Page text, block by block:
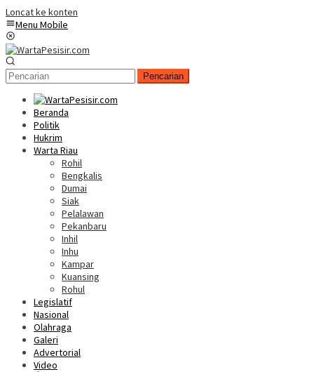
Loncat ke konten
Menu Mobile
Pencarian
Beranda
Politik
Hukrim
Warta Riau
Rohil
Bengkalis
Dumai
Siak
Pelalawan
Pekanbaru
Inhil
Inhu
Kampar
Kuansing
Rohul
Legislatif
Nasional
Olahraga
Galeri
Advertorial
Video